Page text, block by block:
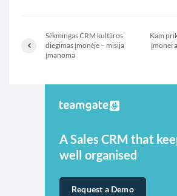
Sėkmingas CRM kultūros
diegimas įmonėje – misija
įmanoma
Kam
įmonei
A Sales CRM that
well organised
Request a Demo